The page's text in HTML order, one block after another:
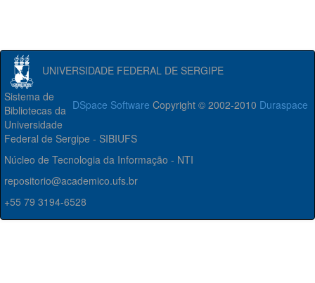
UNIVERSIDADE FEDERAL DE SERGIPE
DSpace Software Copyright © 2002-2010 Duraspace
Sistema de
Bibliotecas da
Universidade
Federal de Sergipe - SIBIUFS
Núcleo de Tecnologia da Informação - NTI
repositorio@academico.ufs.br
+55 79 3194-6528